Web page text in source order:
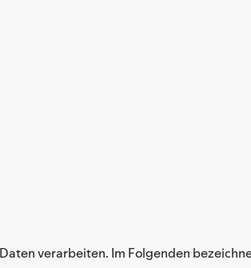
verarbeiten. Im Folgenden